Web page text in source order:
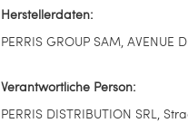
Herstellerdaten:
PERRIS GROUP SAM,
Verantwortliche Person:
PERRIS DISTRIBUTION SRL,